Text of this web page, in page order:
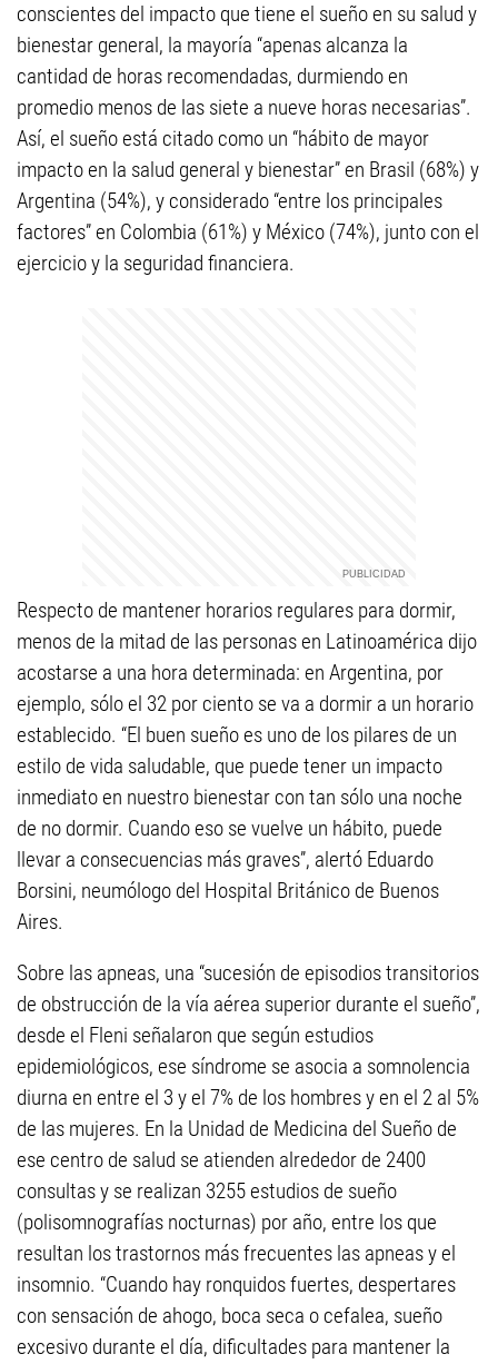
conscientes del impacto que tiene el sueño en su salud y
bienestar general, la mayoría “apenas alcanza la
cantidad de horas recomendadas, durmiendo en
promedio menos de las siete a nueve horas necesarias”.
Así, el sueño está citado como un “hábito de mayor
impacto en la salud general y bienestar” en Brasil (68%) y
Argentina (54%), y considerado “entre los principales
factores” en Colombia (61%) y México (74%), junto con el
ejercicio y la seguridad financiera.
Respecto de mantener horarios regulares para dormir,
menos de la mitad de las personas en Latinoamérica dijo
acostarse a una hora determinada: en Argentina, por
ejemplo, sólo el 32 por ciento se va a dormir a un horario
establecido. “El buen sueño es uno de los pilares de un
estilo de vida saludable, que puede tener un impacto
inmediato en nuestro bienestar con tan sólo una noche
de no dormir. Cuando eso se vuelve un hábito, puede
llevar a consecuencias más graves”, alertó Eduardo
Borsini, neumólogo del Hospital Británico de Buenos
Aires.
Sobre las apneas, una “sucesión de episodios transitorios
de obstrucción de la vía aérea superior durante el sueño”,
desde el Fleni señalaron que según estudios
epidemiológicos, ese síndrome se asocia a somnolencia
diurna en entre el 3 y el 7% de los hombres y en el 2 al 5%
de las mujeres. En la Unidad de Medicina del Sueño de
ese centro de salud se atienden alrededor de 2400
consultas y se realizan 3255 estudios de sueño
(polisomnografías nocturnas) por año, entre los que
resultan los trastornos más frecuentes las apneas y el
insomnio. “Cuando hay ronquidos fuertes, despertares
con sensación de ahogo, boca seca o cefalea, sueño
excesivo durante el día, dificultades para mantener la